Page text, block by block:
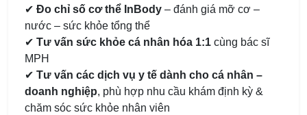
✔ Đo chỉ số cơ thể InBody – đánh giá mỡ cơ –
nước – sức khỏe tổng thể
✔ Tư vấn sức khỏe cá nhân hóa 1:1 cùng bác sĩ
MPH
✔ Tư vấn các dịch vụ y tế dành cho cá nhân –
doanh nghiệp, phù hợp nhu cầu khám định kỳ &
chăm sóc sức khỏe nhân viên